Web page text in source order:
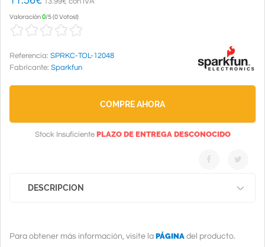
Valoración0/5(0 Votos!)
Referencia: SPRKC-TOL-12048
Fabricante: Sparkfun
COMPRE AHORA
Stock Insuficiente PLAZO DE ENTREGA DESCONOCIDO
DESCRIPCION
Para obtener más información, visite la PÁGINA del producto.